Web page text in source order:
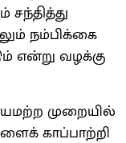
சந்தித்து
நம்பிக்கை
என்று வழக்கு
முறையில்
காப்பாற்றி